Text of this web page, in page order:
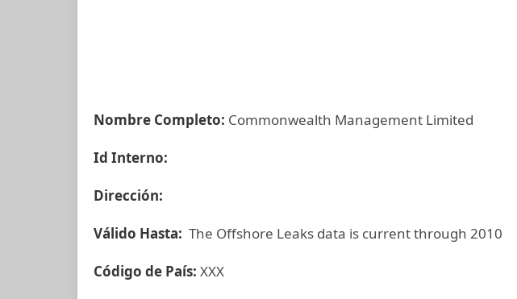
Nombre Completo: Commonwealth Management Limited
Id Interno:
Dirección:
Válido Hasta: The Offshore Leaks data is current through 2010
Código de País: XXX